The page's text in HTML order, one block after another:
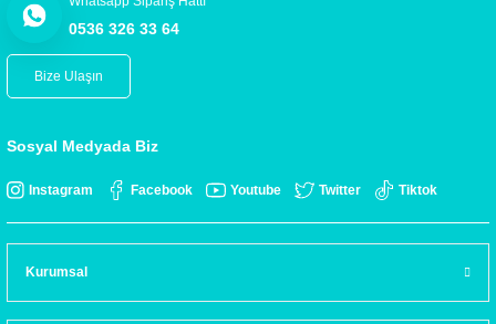
0536 326 33 64
Bize Ulaşın
Sosyal Medyada Biz
Instagram Facebook Youtube Twitter Tiktok
Kurumsal